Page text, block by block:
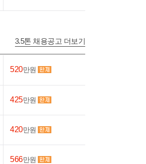
3.5톤 채용공고 더보기
520만원
425만원
420만원
566만원